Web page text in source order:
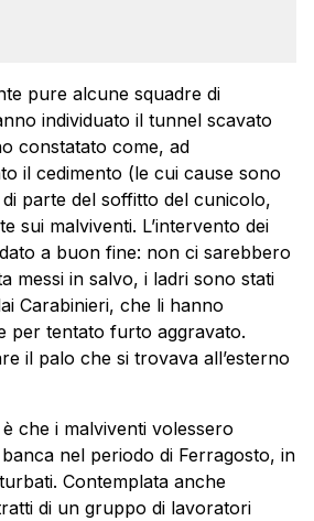
pure alcune squadre di
individuato il tunnel scavato
constatato come, ad
il cedimento (le cui cause sono
parte del soffitto del cunicolo,
sui malviventi. L’intervento dei
a buon fine: non ci sarebbero
messi in salvo, i ladri sono stati
Carabinieri, che li hanno
per tentato furto aggravato.
il palo che si trovava all’esterno
è che i malviventi volessero
nel periodo di Ferragosto, in
Contemplata anche
di un gruppo di lavoratori